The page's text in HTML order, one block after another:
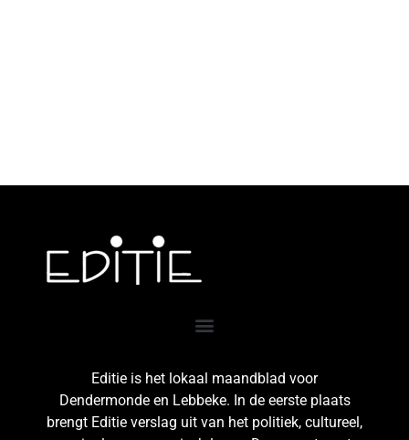
Editie is het lokaal maandblad voor
Dendermonde en Lebbeke. In de eerste plaats
brengt Editie verslag uit van het politiek, cultureel,